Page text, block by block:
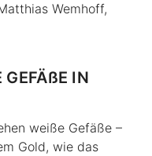
Wemhoff,
GEFÄßE IN
weiße Gefäße –
Gold, wie das